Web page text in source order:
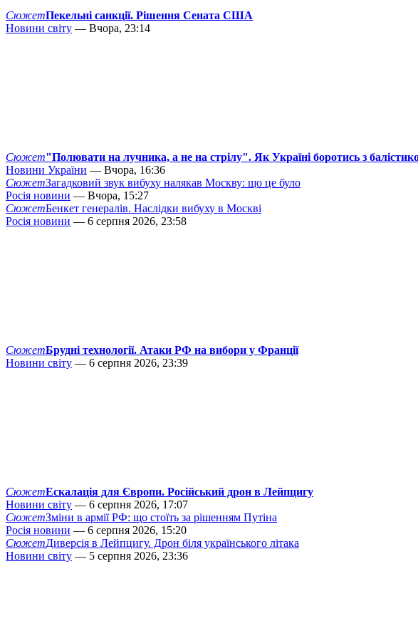
СюжетПекельні санкції. Рішення Сената США
Новини світу — Вчора, 23:14
Сюжет"Полювати на лучника, а не на стрілу". Як Україні боротись з
Новини України — Вчора, 16:36
СюжетЗагадковий звук вибуху налякав Москву: що це було
Росія новини — Вчора, 15:27
СюжетБенкет генералів. Наслідки вибуху в Москві
Росія новини — 6 серпня 2026, 23:58
СюжетБрудні технології. Атаки РФ на вибори у Франції
Новини світу — 6 серпня 2026, 23:39
СюжетЕскалація для Європи. Російський дрон в Лейпцигу
Новини світу — 6 серпня 2026, 17:07
СюжетЗміни в армії РФ: що стоїть за рішенням Путіна
Росія новини — 6 серпня 2026, 15:20
СюжетДиверсія в Лейпцигу. Дрон біля українського літака
Новини світу — 5 серпня 2026, 23:36